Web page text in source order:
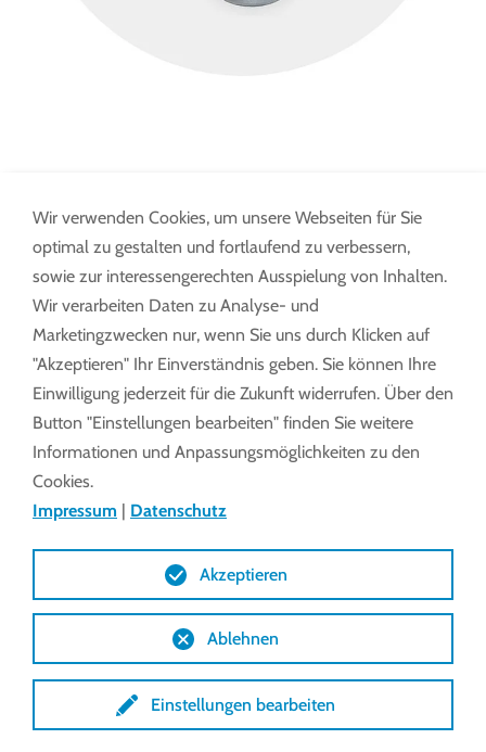
EWA 16
Montage- und Betriebsanleitung EWA
10 - 16 (PDF)
Technische Merkmale
Zeichnungen (DXF)
Zeichnungen (STEP)
Wir verwenden Cookies, um unsere Webseiten für Sie
optimal zu gestalten und fortlaufend zu verbessern,
sowie zur interessengerechten Ausspielung von Inhalten.
Wir verarbeiten Daten zu Analyse- und
Marketingzwecken nur, wenn Sie uns durch Klicken auf
"Akzeptieren" Ihr Einverständnis geben. Sie können Ihre
Einwilligung jederzeit für die Zukunft widerrufen. Über den
Button "Einstellungen bearbeiten" finden Sie weitere
Informationen und Anpassungsmöglichkeiten zu den
Cookies.
Impressum | Datenschutz
Einstellungen bearbeiten
Ablehnen
Akzeptieren